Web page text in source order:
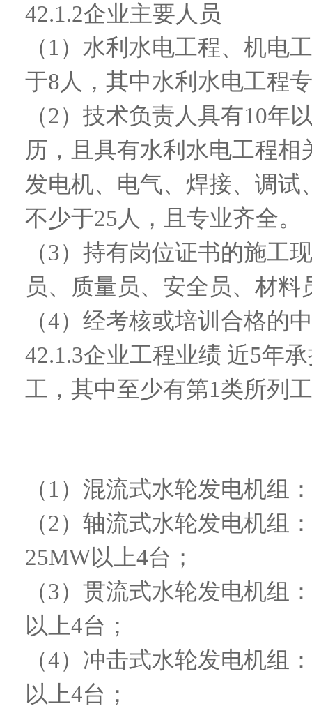
42.1.2企业主要人员
（ 1）水利水电工程、机电
于8人，其中水利水电工程
（2）技术负责人具有10年
历，且具有水利水电工程
发电机、电气、焊接、调
不少于25人，且专业齐全。
（3）持有岗位证书的施工
员、质量员、安全员、材
（4）经考核或培训合格的
42.1.3企业工程业绩 近5年
工，其中至少有第1类所列
（ 1）混流式水轮发电机组
（2）轴流式水轮发电机组
25MW以上4台；
（3）贯流式水轮发电机组
以上4台；
（4）冲击式水轮发电机组
以上4台；